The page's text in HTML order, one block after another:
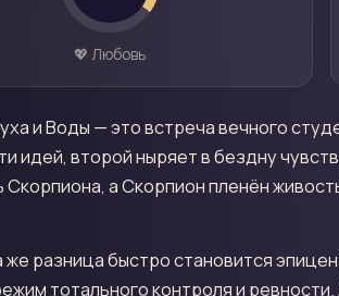
💖 Любовь
и Воды — это встреча вечного
идей, второй ныряет в бездну
Скорпиона, а Скорпион пленён
же разница быстро становится
тотального контроля и